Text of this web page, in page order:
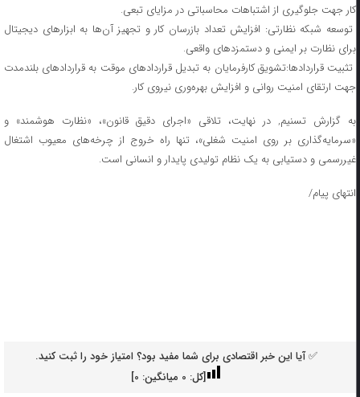
کار جهت جلوگیری از اشتباهات محاسباتی در مزایای تبعی.
توسعه شبکه نظارتی: افزایش تعداد بازرسان کار و تجهیز آن‌ها به ابزارهای دیجیتال
برای نظارت بر ایمنی و دستمزدهای واقعی.
تثبیت قراردادها:تشویق کارفرمایان به تبدیل قراردادهای موقت به قراردادهای بلندمدت
جهت ارتقای امنیت روانی و افزایش بهره‌وری نیروی کار.
به گزارش تسنیم, در نهایت، تلاقی «اجرای دقیق قانون»، «نظارت هوشمند» و
«سرمایه‌گذاری بر روی امنیت شغلی»، تنها راه خروج از چرخه‌های معیوب اشتغال
غیررسمی و دستیابی به یک نظام تولیدی پایدار و انسانی است.
انتهای پیام/
✅ آیا این خبر اقتصادی برای شما مفید بود؟ امتیاز خود را ثبت کنید.
[کل: 0میانگین: 0
]